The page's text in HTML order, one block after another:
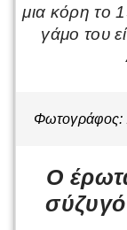
μια κόρη το
γάμο του
Φωτογράφος:
Ο